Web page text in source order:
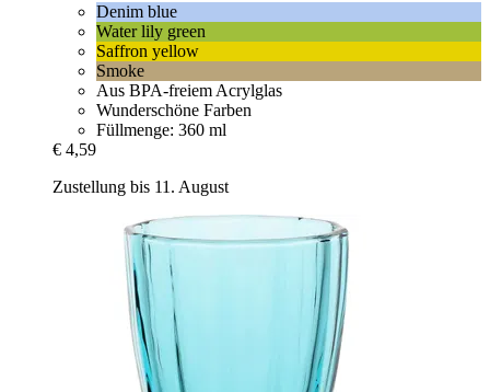
Denim blue
Water lily green
Saffron yellow
Smoke
Aus BPA-freiem Acrylglas
Wunderschöne Farben
Füllmenge: 360 ml
€ 4,59
Zustellung bis 11. August